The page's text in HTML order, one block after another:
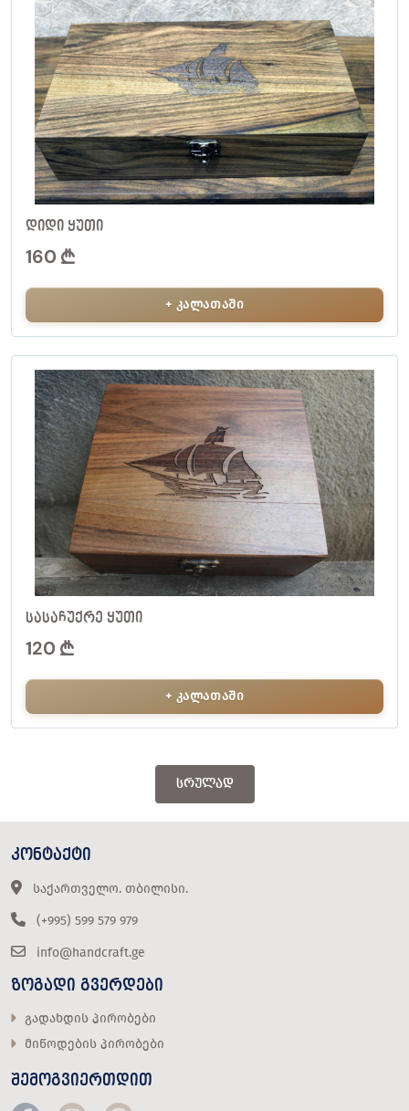
ᲓᲘᲓᲘ ᲧᲣᲗᲘ
160
+ კალათაში
ᲡᲐᲡᲐᲩᲣᲥᲠᲔ ᲧᲣᲗᲘ
120
+ კალათაში
ᲡᲠᲣᲚᲐᲓ
ᲙᲝᲜᲢᲐᲥᲢᲘ
საქართველო. თბილისი.
(+995) 599 579 979
info@handcraft.ge
ᲖᲝᲒᲐᲓᲘ ᲒᲕᲔᲠᲓᲔᲑᲘ
გადახდის პირობები
მიწოდების პირობები
ᲨᲔᲛᲝᲒᲕᲘᲔᲠᲗᲓᲘᲗ